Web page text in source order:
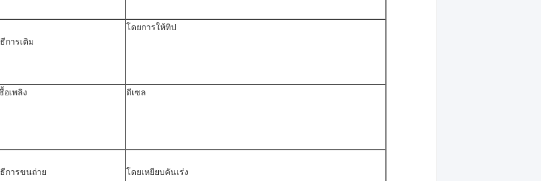
การเติม
โดยการให้ทิป
อเพลิง ดีเซล
การขนถ่าย โดยเหยียบคันเร่ง